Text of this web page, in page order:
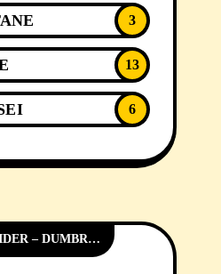
3
13
6
PODCAST INSIDER – DUMBRĂVIȚA